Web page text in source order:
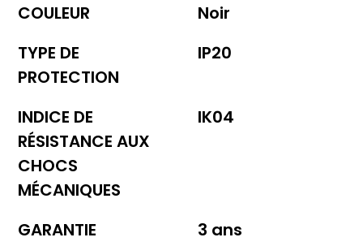
COULEUR
Noir
TYPE DE
PROTECTION
IP20
INDICE DE
RÉSISTANCE AUX
CHOCS
MÉCANIQUES
IK04
GARANTIE
3 ans